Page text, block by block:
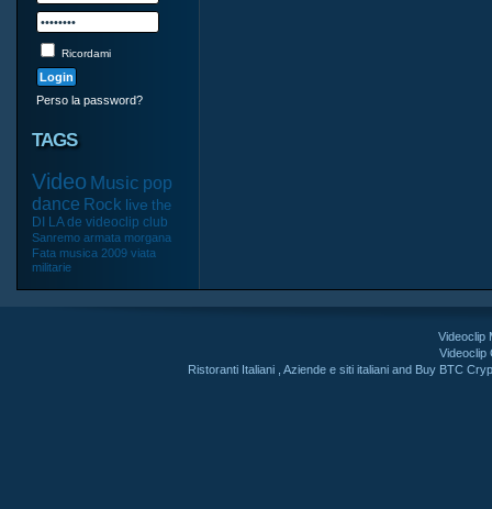
Ricordami
Perso la password?
TAGS
Video Music pop
dance Rock live the
DI LA de videoclip club
Sanremo armata morgana
Fata musica 2009 viata
militarie
Videoclip
Videoclip
Ristoranti Italiani ,Aziende e siti italiani and Buy BTC